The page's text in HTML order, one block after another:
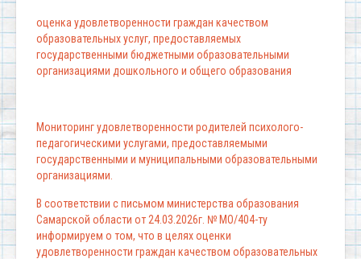
оценка удовлетворенности граждан качеством
образовательных услуг, предоставляемых
государственными бюджетными образовательными
организациями дошкольного и общего образования
Мониторинг удовлетворенности родителей психолого-
педагогическими услугами, предоставляемыми
государственными и муниципальными образовательными
организациями.
В соответствии с письмом министерства образования
Самарской области от 24.03.2026г. № МО/404-ту
информируем о том, что в целях оценки
удовлетворенности граждан качеством образовательных